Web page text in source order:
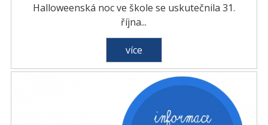
Halloweenská noc ve škole se uskutečnila 31.
října...
více